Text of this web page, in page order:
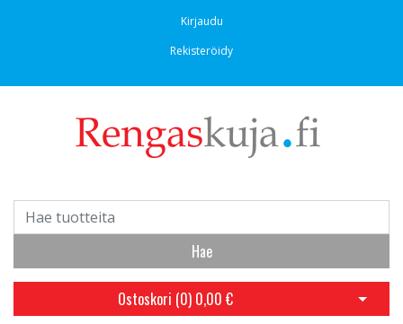
Kirjaudu
Rekisteröidy
Hae
Ostoskori (0) 0,00 € Avaa